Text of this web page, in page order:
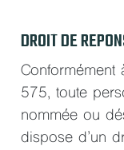
DROIT DE
575, toute
nommée ou
dispose d’un